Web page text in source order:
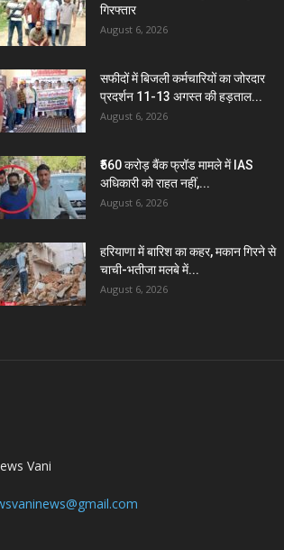
गिरफ्तार
August 6, 2026
सफीदों में बिजली कर्मचारियों का जोरदार
प्रदर्शन 11-13 अगस्त की हड़ताल...
August 6, 2026
₹560 करोड़ बैंक फ्रॉड मामले में IAS
अधिकारी को राहत नहीं,...
August 6, 2026
हरियाणा में बारिश का कहर, मकान गिरने से
चाची-भतीजा मलबे में...
August 6, 2026
Vani